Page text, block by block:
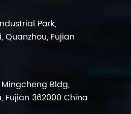
Park,
Quanzhou, Fujian
Mingcheng Bldg,
Fujian 362000 China